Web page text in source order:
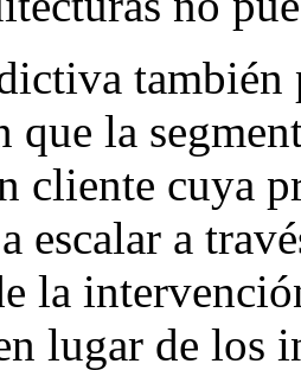
que la
cliente cuya
escalar a
la
lugar de los